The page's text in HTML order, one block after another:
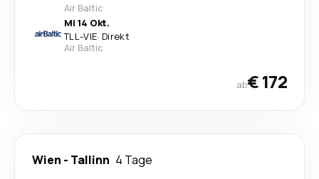
Air Baltic
Mi 14 Okt.
TLL-VIE· Direkt
Air Baltic
ab€ 172
Wien - Tallinn 4 Tage